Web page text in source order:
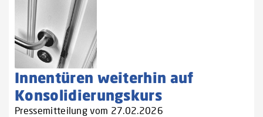
Innentüren weiterhin auf
Konsolidierungskurs
Pressemitteilung vom 27.02.2026